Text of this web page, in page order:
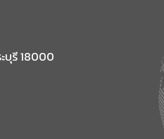
บุรี 18000